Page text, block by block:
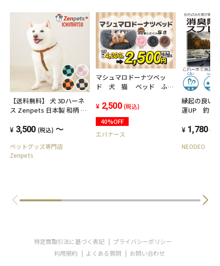
【送料無料】 犬 3Dハーネ
ス Zenpets 日本製 和柄 二
3,500 (税込) ～
ペットグッズ専門店
Zenpets
マシュマロドーナツベッ
ド 犬 猫 ベッド ふわ
愛い あったか すべらない
2,500 (税込)
40%OFF
エバナース
縁起の良い
運UP 釣り
300㎖ キャ
1,780 (税
NEODEO
特定商取引法に基づく表記
プライバシーポリシー
利用規約
よくある質問 お問い合わせ